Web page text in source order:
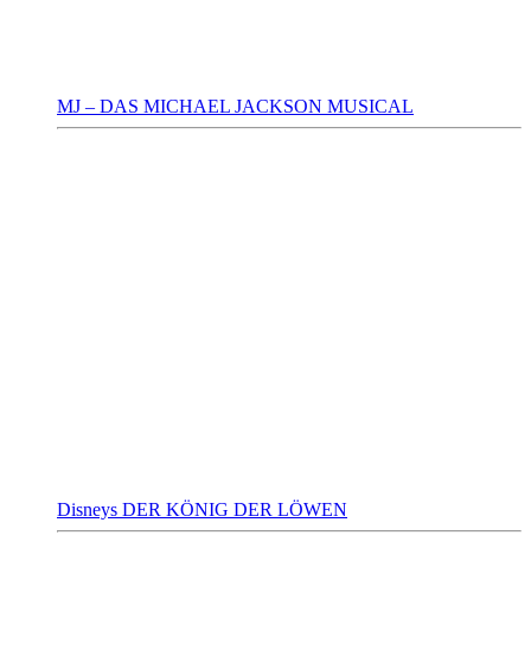
MJ – DAS MICHAEL JACKSON MUSICAL
Disneys DER KÖNIG DER LÖWEN